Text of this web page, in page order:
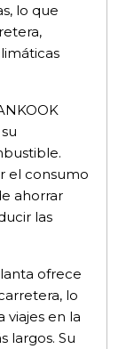
lo que
el consumo
ahorrar
las
ofrece
lo
viajes en la
largos. Su